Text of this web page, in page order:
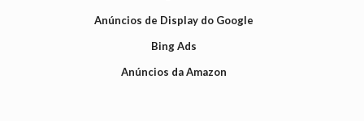
Anúncios de Display do Google
Bing Ads
Anúncios da Amazon